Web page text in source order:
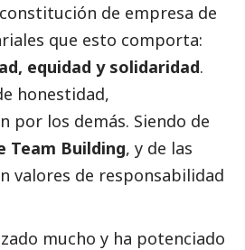
de empresa de
que esto comporta:
equidad y solidaridad.
honestidad,
por los demás. Siendo de
Team Building, y de las
valores de responsabilidad
mucho y ha potenciado